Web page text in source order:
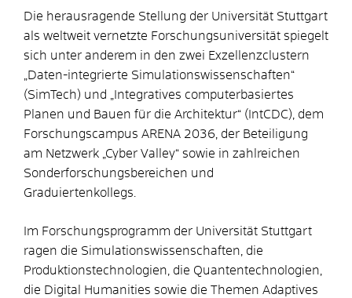
Die herausragende Stellung der Universität Stuttgart
als weltweit vernetzte Forschungsuniversität spiegelt
sich unter anderem in den zwei Exzellenzclustern
„Daten-integrierte Simulationswissenschaften“
(SimTech) und „Integratives computerbasiertes
Planen und Bauen für die Architektur“ (IntCDC), dem
Forschungscampus ARENA 2036, der Beteiligung
am Netzwerk „Cyber Valley“ sowie in zahlreichen
Sonderforschungsbereichen und
Graduiertenkollegs.
Im Forschungsprogramm der Universität Stuttgart
ragen die Simulationswissenschaften, die
Produktionstechnologien, die Quantentechnologien,
die Digital Humanities sowie die Themen Adaptives